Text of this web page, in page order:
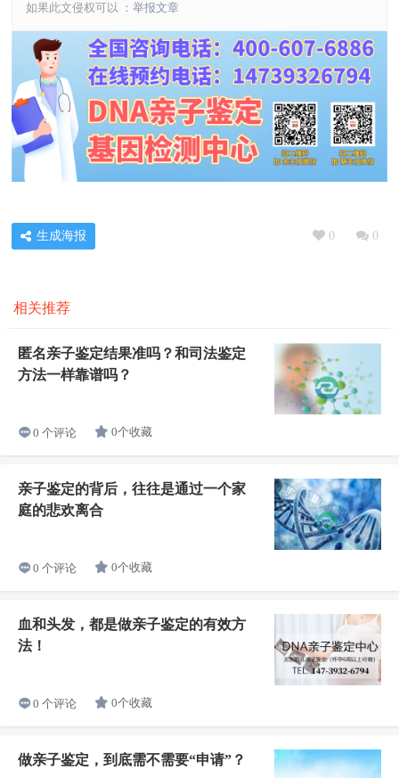
如果此文侵权可以 ： 举报文章
0 0
生成海报
相关推荐
匿名亲子鉴定结果准吗？和司法鉴定
方法一样靠谱吗？
0 个评论 0个收藏
亲子鉴定的背后，往往是通过一个家
庭的悲欢离合
0 个评论 0个收藏
血和头发，都是做亲子鉴定的有效方
法！
0 个评论 0个收藏
做亲子鉴定，到底需不需要“申请”？